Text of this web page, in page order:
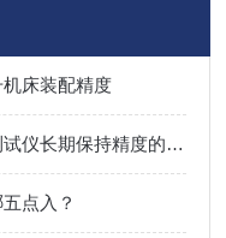
床装配精度
维护与标定要点：垂直轴偏差测试仪长期保持精度的管理方法​
点入？